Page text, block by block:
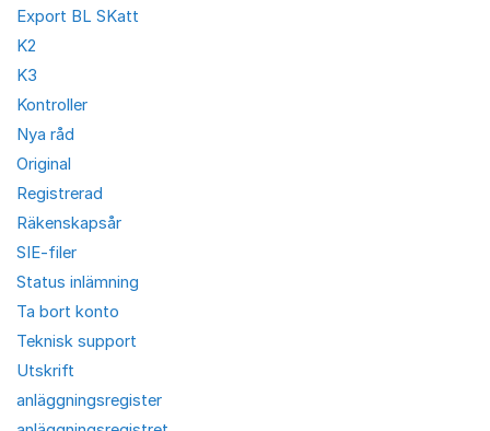
Export BL SKatt
K2
K3
Kontroller
Nya råd
Original
Registrerad
Räkenskapsår
SIE-filer
Status inlämning
Ta bort konto
Teknisk support
Utskrift
anläggningsregister